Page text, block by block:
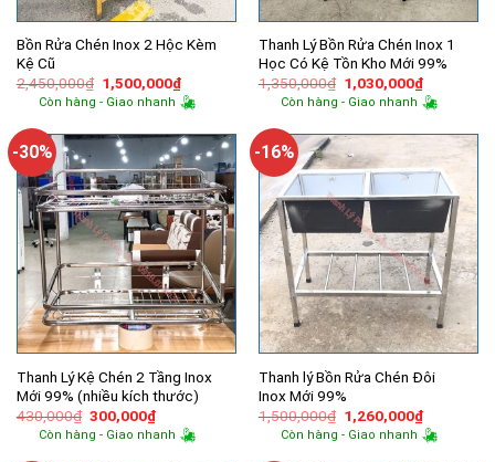
Bồn Rửa Chén Inox 2 Hộc Kèm
Kệ Cũ
2,450,000₫ Giá
gốc
là:
1,500,000₫Giá
hiện
tại
1,500,000₫.
Còn hàng - Giao nhanh
Thanh Lý Bồn Rửa Chén Inox 1
Học Có Kệ Tồn Kho Mới 99%
1,350,000₫ Giá
gốc
là:
1,030,000₫Giá
hiện
tại
Còn hàng - Giao nhanh
-30%
Thanh Lý Kệ Chén 2 Tầng Inox
Mới 99% (nhiều kích thước)
430,000₫ Giá
gốc
là:
300,000₫Giá
hiện
tại
Còn hàng - Giao nhanh
-16%
Thanh lý Bồn Rửa Chén Đôi
Inox Mới 99%
1,500,000₫ Giá
gốc
là:
1,260,000₫Giá
hiện
tại
Còn hàng - Giao nhanh